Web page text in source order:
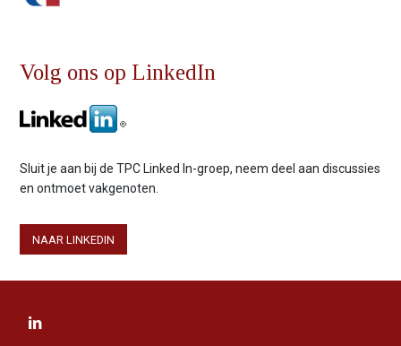
Volg ons op LinkedIn
Sluit je aan bij de TPC Linked In-groep, neem deel aan discussies
en ontmoet vakgenoten.
NAAR LINKEDIN